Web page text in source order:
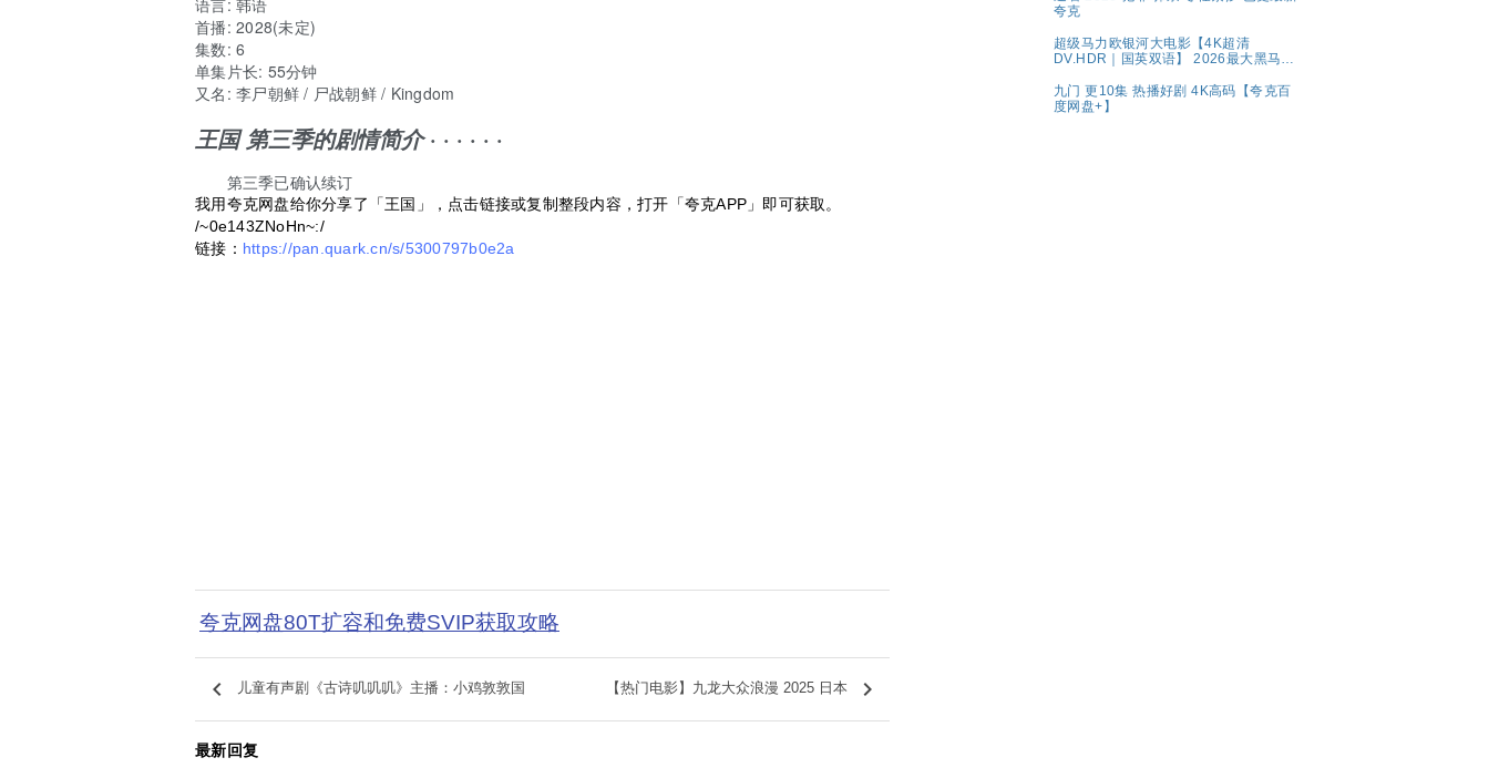
首播: 2028(未定)
集数: 6
单集片长: 55分钟
又名: 李尸朝鲜 / 尸战朝鲜 / Kingdom
王国 第三季的剧情简介· · · · · ·
第三季已确认续订
我用夸克网盘给你分享了「王国」，点击链接或复制整段内容，打开「夸克APP」即可获取。
/~0e143ZNoHn~:/
链接： https://pan.quark.cn/s/5300797b0e2a
夸克网盘80T扩容和免费SVIP获取攻略
keyboard_arrow_left 儿童有声剧《古诗叽叽叽》主播：小鸡敦敦国 【热门电影】九龙大众浪漫 2025 日本 keyboard_arrow_right
最新回复
夸克
超级马力欧银河大电影【4K超清
DV.HDR｜国英双语】 2026最大黑马！
九门 更10集 热播好剧 4K高码【夸克百
度网盘+】